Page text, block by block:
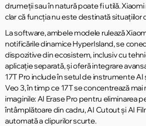
drumeții sau în natură poate fi utilă.
clar că funcția nu este destinată situațiilor
La software, ambele modele rulează
notificările dinamice HyperIsland, se
dispozitive din ecosistem, inclusiv cu
aplicație separată, și oferă integrare
17T Pro include în setul de instrumente AI
Veo 3, în timp ce 17T se concentrează
imaginile: AI Erase Pro pentru eliminarea
întâmplătoare din cadru, AI Cutout și AI
automată a clipurilor scurte.